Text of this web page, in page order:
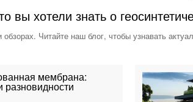
вы хотели знать о
Читайте наш блог, чтобы узнавать